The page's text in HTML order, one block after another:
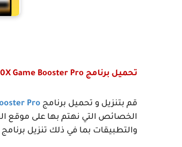
تحميل برنامج Game Booster Pro
قم بتنزيل و تحميل برنامج Pro
الخصائص التي نهتم بها على موقع
والتطبيقات بما في ذلك تنزيل برنامج